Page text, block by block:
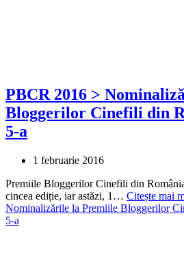
PBCR 2016 >
Bloggerilor Cinefili din
5-a
1 februarie 2016
Premiile Bloggerilor Cinefili din
cincea ediție, iar astăzi, 1… Citește mai
Nominalizările la Premiile Bloggerilor
5-a